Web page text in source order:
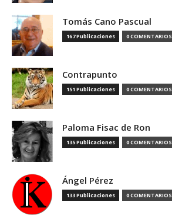
Tomás Cano Pascual
167 Publicaciones 0 COMENTARIOS
Contrapunto
151 Publicaciones 0 COMENTARIOS
Paloma Fisac de Ron
135 Publicaciones 0 COMENTARIOS
Ángel Pérez
133 Publicaciones 0 COMENTARIOS